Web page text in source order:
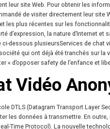
leur site Web. Pour obtenir les
de visiter directement leur site
les plus récentes sur les
d’expression, la nature d’Internet
ci-dessous plusieursServices de chat
qui ont déjà été tranchés sur la
« d’opposer safety de l’enfance et
Vidéo
DTLS (Datagram Transport Layer
les données à transmettre. En
Time Protocol). La nouvelle